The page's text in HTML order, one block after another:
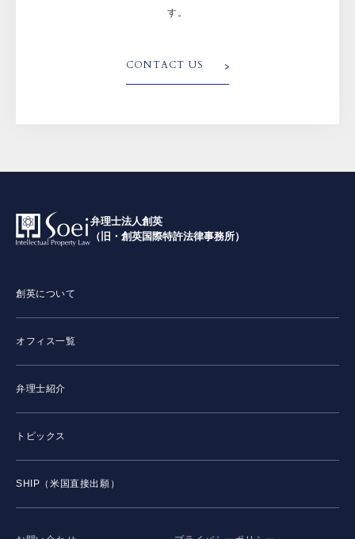
す。
CONTACT US
弁理士法人創英
（旧・創英国際特許法律事務所）
創英について
オフィス一覧
弁理士紹介
トピックス
SHIP（米国直接出願）